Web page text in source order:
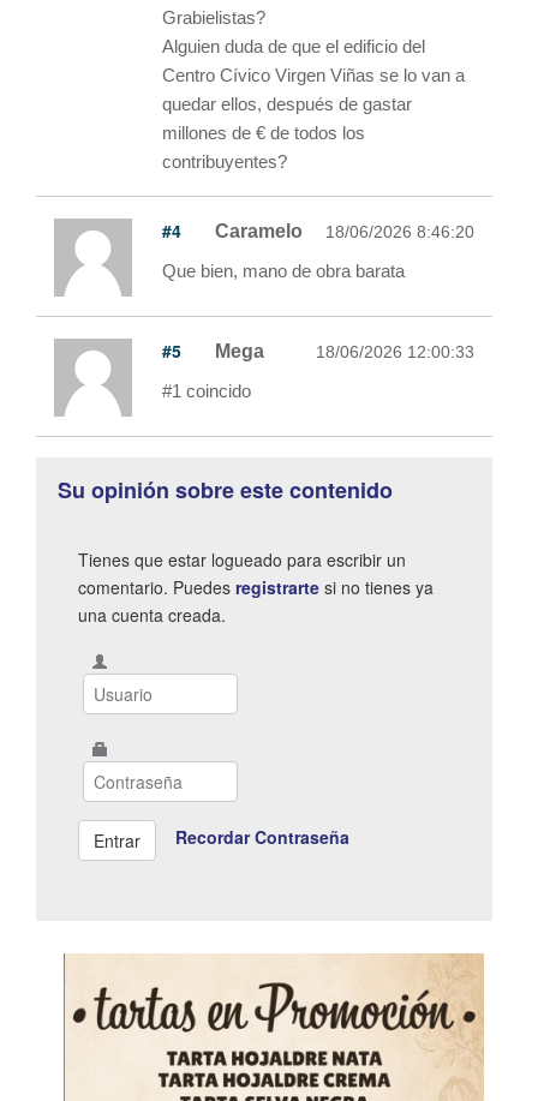
Grabielistas?
Alguien duda de que el edificio del
Centro Cívico Virgen Viñas se lo van a
quedar ellos, después de gastar
millones de € de todos los
contribuyentes?
#4 Caramelo 18/06/2026 8:46:20
Que bien, mano de obra barata
#5 Mega 18/06/2026 12:00:33
#1 coincido
Su opinión sobre este contenido
Tienes que estar logueado para escribir un
comentario. Puedes registrarte si no tienes ya
una cuenta creada.
Recordar Contraseña